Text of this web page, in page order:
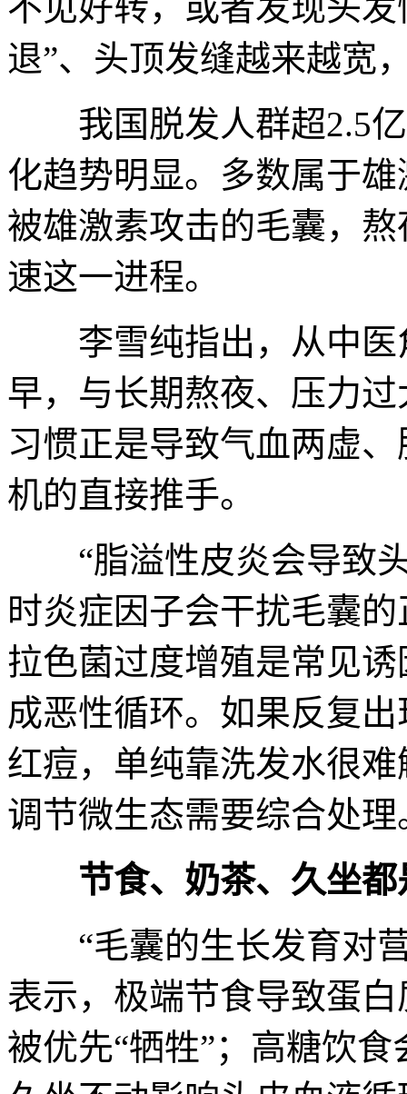
不见好转，或者发现头
退”、头顶发缝越来越宽
我国脱发人群超2.5亿
化趋势明显。多数属于
被雄激素攻击的毛囊，
速这一进程。
李雪纯指出，从中医
早，与长期熬夜、压力
习惯正是导致气血两虚
机的直接推手。
“脂溢性皮炎会导致头
时炎症因子会干扰毛囊
拉色菌过度增殖是常见
成恶性循环。如果反复
红痘，单纯靠洗发水很
调节微生态需要综合处理
节食、奶茶、久坐
“毛囊的生长发育对营
表示，极端节食导致蛋
被优先“牺牲”；高糖饮